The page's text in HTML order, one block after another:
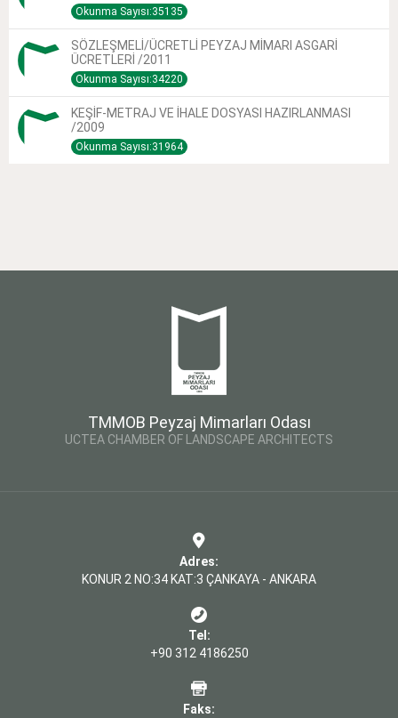
Okunma Sayısı:35135
SÖZLEŞMELİ/ÜCRETLİ PEYZAJ MİMARI ASGARİ
ÜCRETLERİ /2011
Okunma Sayısı:34220
KEŞİF-METRAJ VE İHALE DOSYASI HAZIRLANMASI
/2009
Okunma Sayısı:31964
TMMOB Peyzaj Mimarları Odası
UCTEA CHAMBER OF LANDSCAPE ARCHITECTS
Adres:
KONUR 2 NO:34 KAT:3 ÇANKAYA - ANKARA
Tel:
+90 312 4186250
Faks: